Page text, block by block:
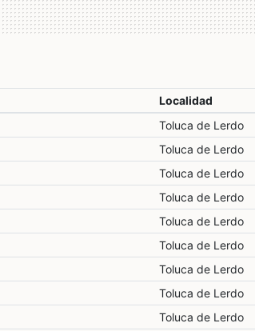
Localidad
Toluca de Lerdo
Toluca de Lerdo
Toluca de Lerdo
Toluca de Lerdo
Toluca de Lerdo
Toluca de Lerdo
Toluca de Lerdo
Toluca de Lerdo
Toluca de Lerdo